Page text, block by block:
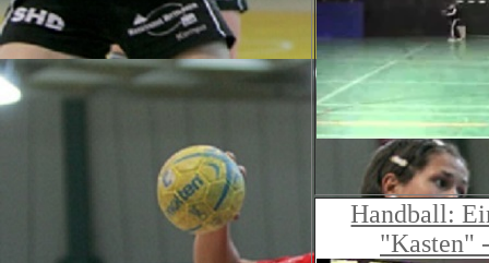
Handball:
"Kasten"